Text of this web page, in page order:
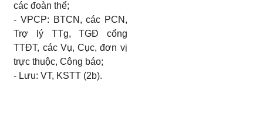
các đoàn thể;
- VPCP: BTCN, các PCN,
Trợ lý TTg, TGĐ cổng
TTĐT, các Vụ, Cục, đơn vị
trực thuộc, Công báo;
- Lưu: VT, KSTT (2b).